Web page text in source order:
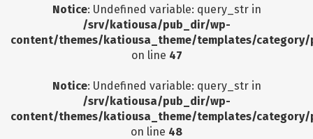
Notice: Undefined variable: query_str in
/srv/katiousa/pub_dir/wp-
content/themes/katiousa_theme/templates/
on line 47
Notice: Undefined variable: query_str in
/srv/katiousa/pub_dir/wp-
content/themes/katiousa_theme/templates/
on line 48